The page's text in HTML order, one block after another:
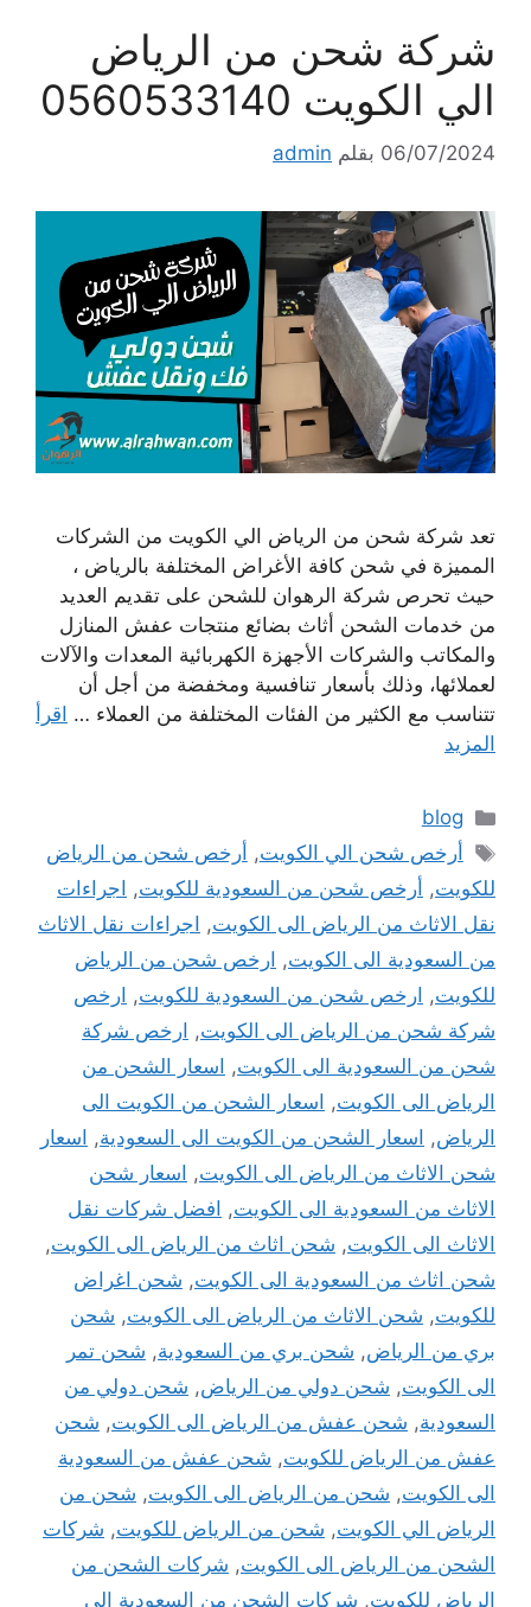
شركة شحن من الرياض
الي الكويت 0560533140
06/07/2024 بقلم admin
تعد شركة شحن من الرياض الي الكويت من الشركات
المميزة في شحن كافة الأغراض المختلفة بالرياض ،
حيث تحرص شركة الرهوان للشحن على تقديم العديد
من خدمات الشحن أثاث بضائع منتجات عفش المنازل
والمكاتب والشركات الأجهزة الكهربائية المعدات والآلات
لعملائها، وذلك بأسعار تنافسية ومخفضة من أجل أن
تتناسب مع الكثير من الفئات المختلفة من العملاء … اقرأ
المزيد
التصنيفات
blog
الوسوم
أرخص شحن الي الكويت, أرخص شحن من الرياض
للكويت, أرخص شحن من السعودية للكويت, اجراءات
نقل الاثاث من الرياض الى الكويت, اجراءات نقل الاثاث
من السعودية الى الكويت, ارخص شحن من الرياض
للكويت, ارخص شحن من السعودية للكويت, ارخص
شركة شحن من الرياض الى الكويت, ارخص شركة
شحن من السعودية الى الكويت, اسعار الشحن من
الرياض الى الكويت, اسعار الشحن من الكويت الى
الرياض, اسعار الشحن من الكويت الى السعودية, اسعار
شحن الاثاث من الرياض الى الكويت, اسعار شحن
الاثاث من السعودية الى الكويت, افضل شركات نقل
الاثاث الى الكويت, شحن اثاث من الرياض الى الكويت,
شحن اثاث من السعودية الى الكويت, شحن اغراض
للكويت, شحن الاثاث من الرياض الى الكويت, شحن
بري من الرياض, شحن بري من السعودية, شحن تمر
الى الكويت, شحن دولي من الرياض, شحن دولي من
السعودية, شحن عفش من الرياض الى الكويت, شحن
عفش من الرياض للكويت, شحن عفش من السعودية
الى الكويت, شحن من الرياض الى الكويت, شحن من
الرياض الي الكويت, شحن من الرياض للكويت, شركات
الشحن من الرياض الى الكويت, شركات الشحن من
الرياض للكويت, شركات الشحن من السعودية الى